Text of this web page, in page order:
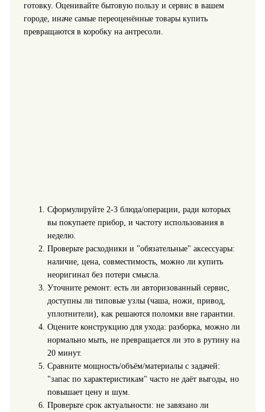
готовку. Оценивайте бытовую пользу и сервис в вашем
городе, иначе самые переоценённые товары купить
превращаются в коробку на антресоли.
Сформулируйте 2-3 блюда/операции, ради которых
вы покупаете прибор, и частоту использования в
неделю.
Проверьте расходники и "обязательные" аксессуары:
наличие, цена, совместимость, можно ли купить
неоригинал без потери смысла.
Уточните ремонт: есть ли авторизованный сервис,
доступны ли типовые узлы (чаша, ножи, привод,
уплотнители), как решаются поломки вне гарантии.
Оцените конструкцию для ухода: разборка, можно ли
нормально мыть, не превращается ли это в рутину на
20 минут.
Сравните мощность/объём/материалы с задачей:
"запас по характеристикам" часто не даёт выгоды, но
повышает цену и шум.
Проверьте срок актуальности: не завязано ли